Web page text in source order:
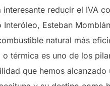
reducir el IVA
Esteban
natural más
térmica es uno de los
que hemos